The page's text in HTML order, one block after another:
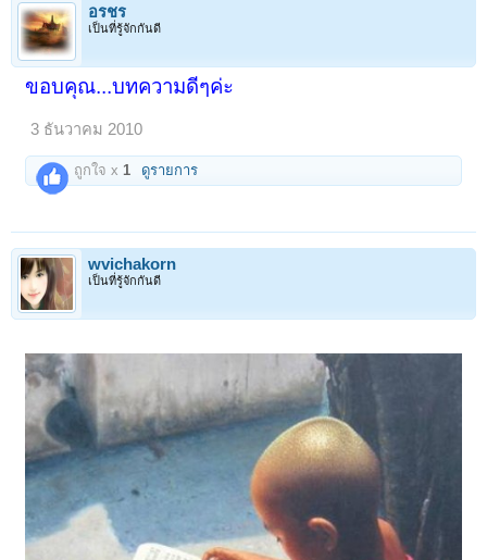
อรชร
เป็นที่รู้จักกันดี
ขอบคุณ...บทความดีๆค่ะ
3 ธันวาคม 2010
ถูกใจ x1 ดูรายการ
wvichakorn
เป็นที่รู้จักกันดี